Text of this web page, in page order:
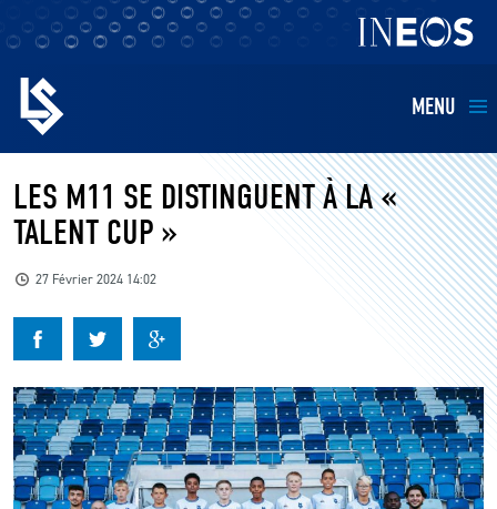
MENU
EQUIPES
BILLETTERIE
KIDS
BUSINESS
RESTAURATION
LES M11 SE DISTINGUENT À LA «
TALENT CUP »
27 Février 2024 14:02